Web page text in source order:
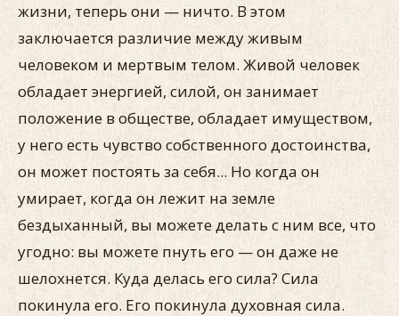
жизни, теперь они — ничто. В этом
заключается различие между живым
человеком и мертвым телом. Живой человек
обладает энергией, силой, он занимает
положение в обществе, обладает имуществом,
у него есть чувство собственного достоинства,
он может постоять за себя... Но когда он
умирает, когда он лежит на земле
бездыханный, вы можете делать с ним все, что
угодно: вы можете пнуть его — он даже не
шелохнется. Куда делась его сила? Сила
покинула его. Его покинула духовная сила.